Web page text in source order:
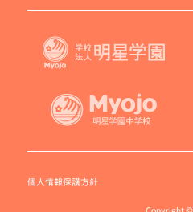
個人情報保護方針
Copyright ©